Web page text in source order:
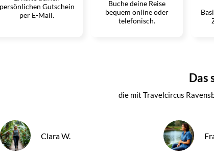
persönlichen Gutschein
per E-Mail.
Buche deine Reise
bequem online oder
telefonisch.
Das
die mit Travelcircus
Clara W.